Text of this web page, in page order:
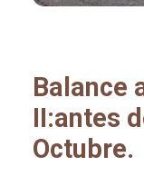
Balance
II:antes
Octubre.